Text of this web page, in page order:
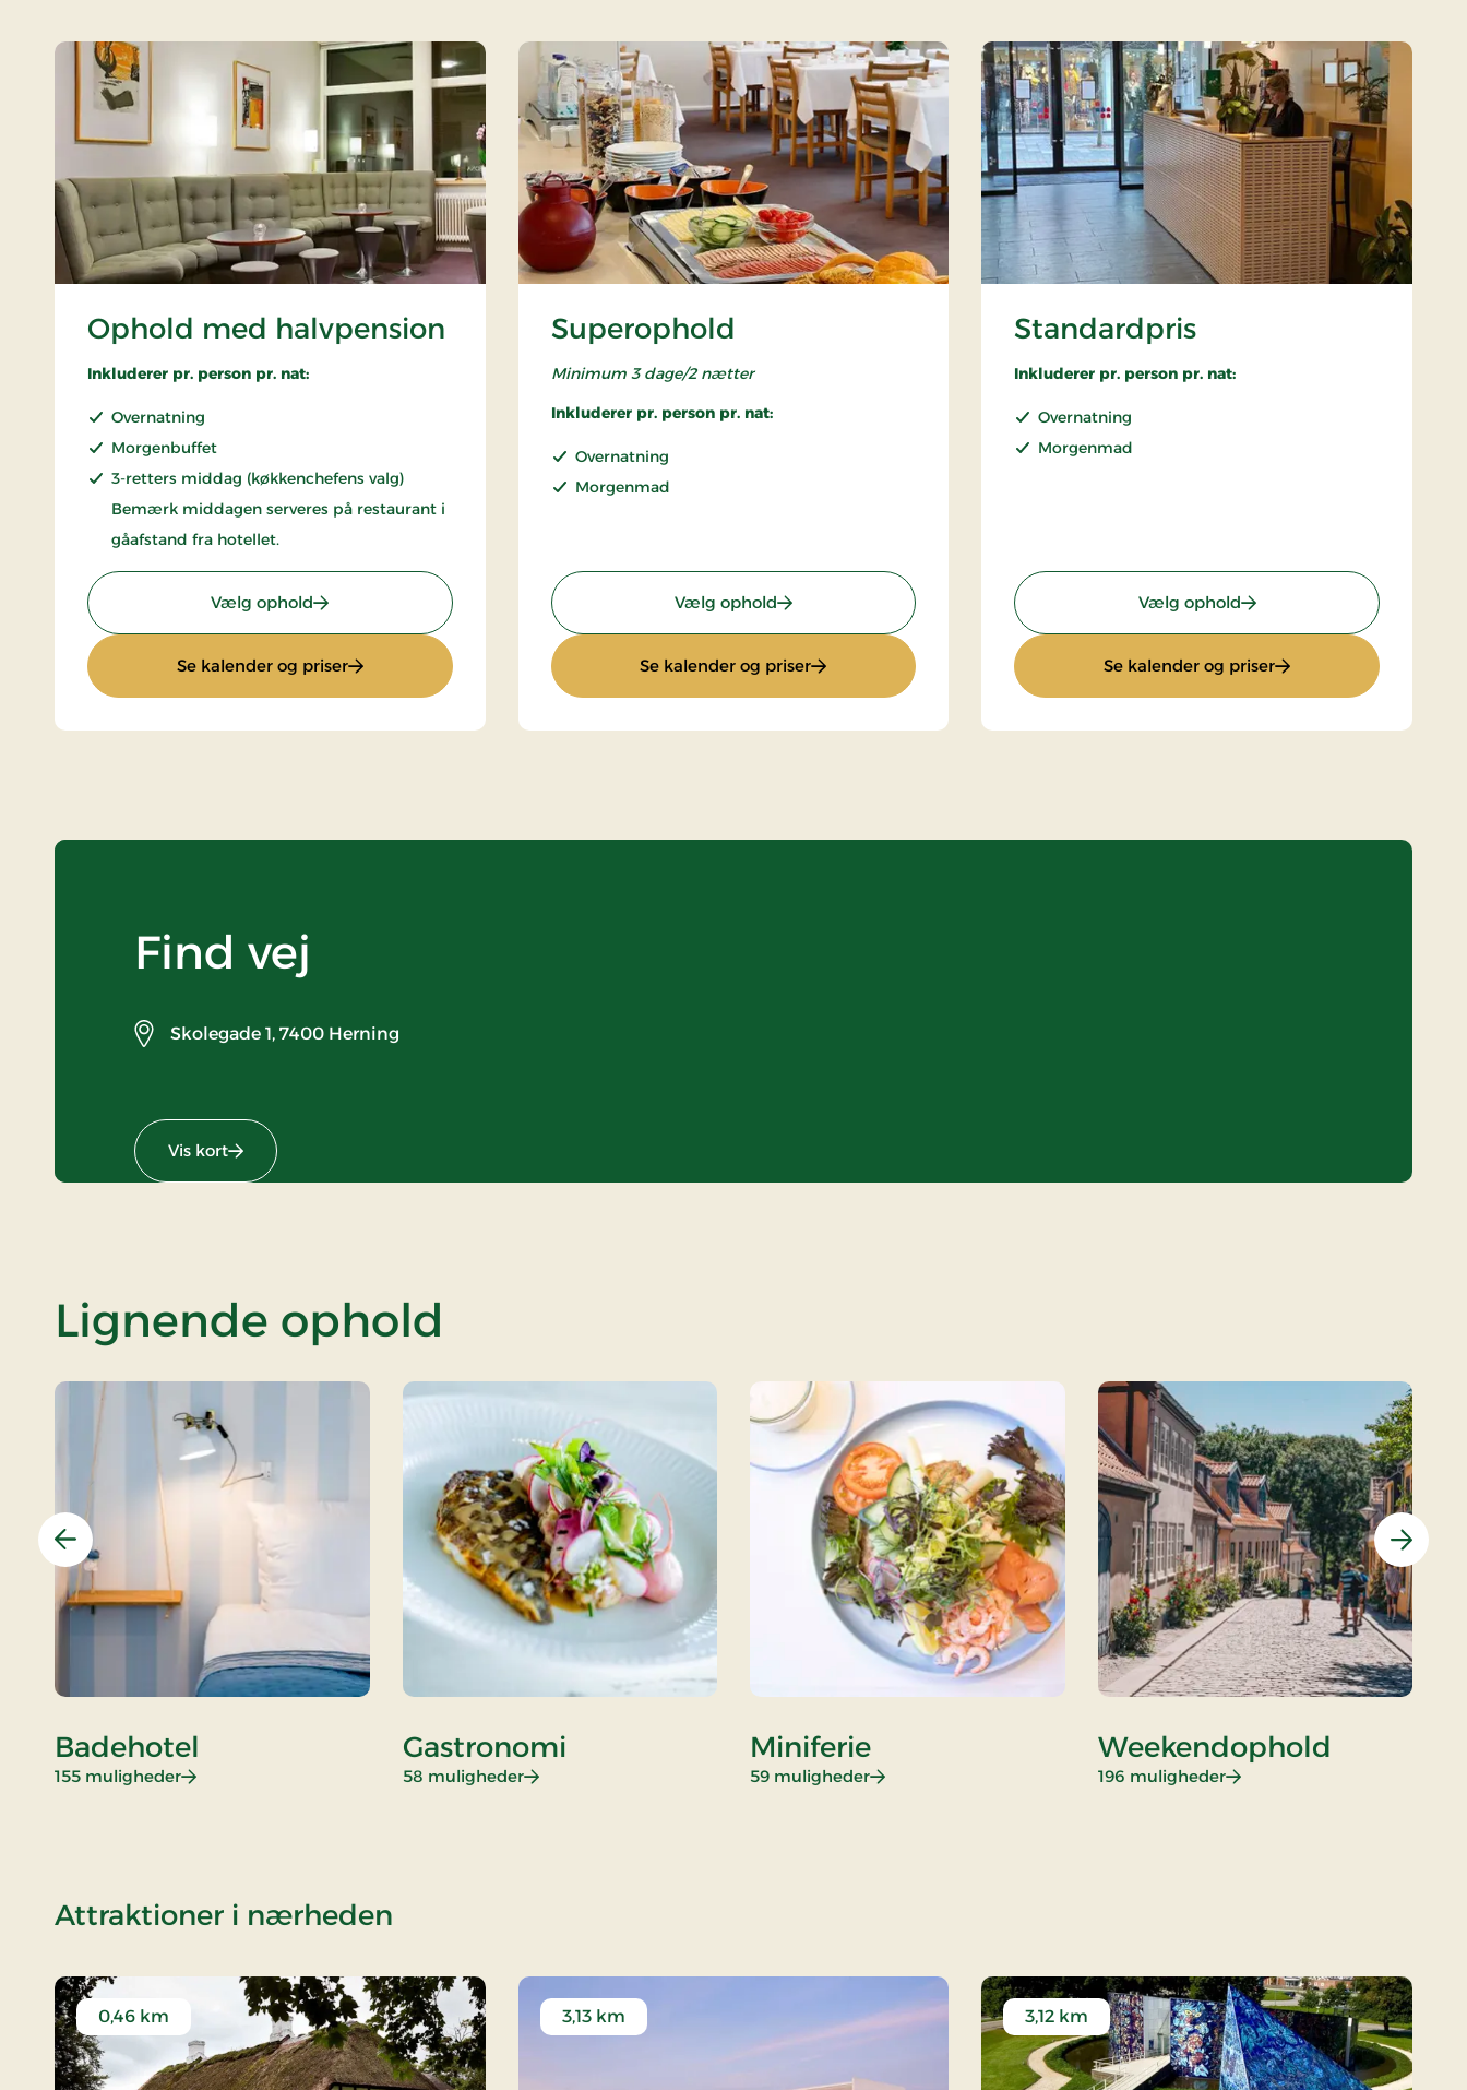
Ophold med halvpension
Inkluderer pr. person pr. nat:
Overnatning
Morgenbuffet
3-retters middag (køkkenchefens valg)
Bemærk middagen serveres på restaurant i
gåafstand fra hotellet.
Vælg ophold: Ophold med halvpension
Se kalender og priser: Ophold med halvpension
Superophold
Minimum 3 dage/2 nætter
Inkluderer pr. person pr. nat:
Overnatning
Morgenmad
Vælg ophold: Superophold
Se kalender og priser: Superophold
Standardpris
Inkluderer pr. person pr. nat:
Overnatning
Morgenmad
Vælg ophold: Standardpris
Se kalender og priser: Standardpris
Find vej
Skolegade 1, 7400 Herning
Vis kort
Lignende ophold
Forrige Næste
Badehotel
155 muligheder: Badehotel
Gastronomi
58 muligheder: Gastronomi
Miniferie
59 muligheder: Miniferie
Weekendophold
196 muligheder: Weekendophold
Attraktioner i nærheden
0,46 km 3,13 km 3,12 km